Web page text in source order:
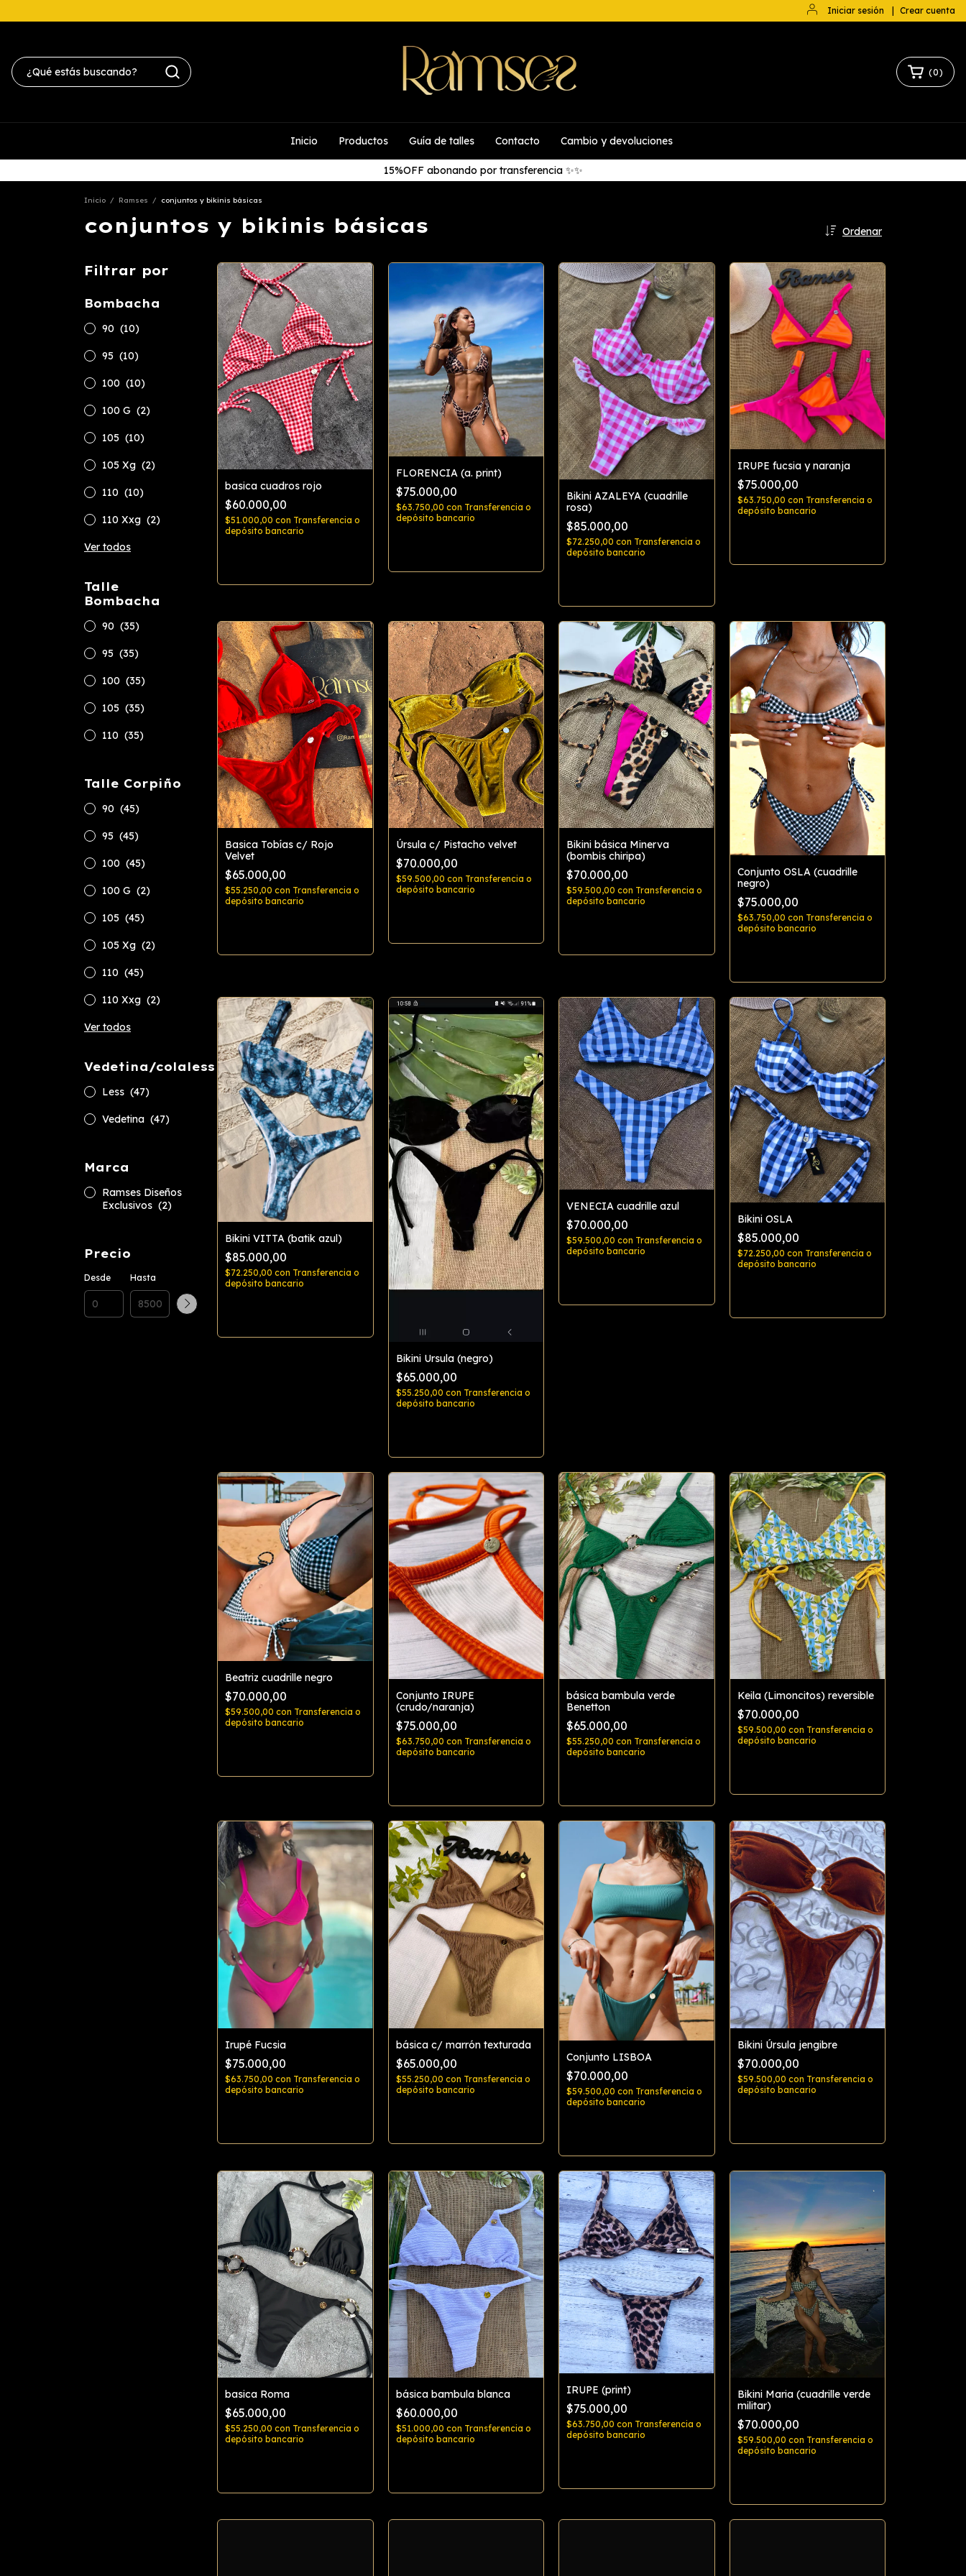
Iniciar sesión Crear cuenta
15%OFF abonando por transferencia ✨✨
(0)
Inicio Productos Guía de talles Contacto Cambio y devoluciones
Inicio / Ramses / conjuntos y bikinis básicas
conjuntos y bikinis básicas Ordenar
Filtrar por
Bombacha
90 (10)
95 (10)
100 (10)
100 G (2)
105 (10)
105 Xg (2)
110 (10)
110 Xxg (2)
Ver todos
Talle
Bombacha
90 (35)
95 (35)
100 (35)
105 (35)
110 (35)
Talle Corpiño
90 (45)
95 (45)
100 (45)
100 G (2)
105 (45)
105 Xg (2)
110 (45)
110 Xxg (2)
Ver todos
Vedetina/colaless
Less (47)
Vedetina (47)
Marca
Ramses Diseños
Exclusivos (2)
Precio
Desde Hasta
basica cuadros rojo
$60.000,00
$51.000,00 con Transferencia o
depósito bancario
FLORENCIA (a. print)
$75.000,00
$63.750,00 con Transferencia o
depósito bancario
Bikini AZALEYA (cuadrille
rosa)
$85.000,00
$72.250,00 con Transferencia o
depósito bancario
IRUPE fucsia y naranja
$75.000,00
$63.750,00 con Transferencia o
depósito bancario
Basica Tobías c/ Rojo
Velvet
$65.000,00
$55.250,00 con Transferencia o
depósito bancario
Úrsula c/ Pistacho velvet
$70.000,00
$59.500,00 con Transferencia o
depósito bancario
Bikini básica Minerva
(bombis chiripa)
$70.000,00
$59.500,00 con Transferencia o
depósito bancario
Conjunto OSLA (cuadrille
negro)
$75.000,00
$63.750,00 con Transferencia o
depósito bancario
Bikini VITTA (batik azul)
$85.000,00
$72.250,00 con Transferencia o
depósito bancario
Bikini Ursula (negro)
$65.000,00
$55.250,00 con Transferencia o
depósito bancario
VENECIA cuadrille azul
$70.000,00
$59.500,00 con Transferencia o
depósito bancario
Bikini OSLA
$85.000,00
$72.250,00 con Transferencia o
depósito bancario
Beatriz cuadrille negro
$70.000,00
$59.500,00 con Transferencia o
depósito bancario
Conjunto IRUPE
(crudo/naranja)
$75.000,00
$63.750,00 con Transferencia o
depósito bancario
básica bambula verde
Benetton
$65.000,00
$55.250,00 con Transferencia o
depósito bancario
Keila (Limoncitos) reversible
$70.000,00
$59.500,00 con Transferencia o
depósito bancario
Irupé Fucsia
$75.000,00
$63.750,00 con Transferencia o
depósito bancario
básica c/ marrón texturada
$65.000,00
$55.250,00 con Transferencia o
depósito bancario
Conjunto LISBOA
$70.000,00
$59.500,00 con Transferencia o
depósito bancario
Bikini Úrsula jengibre
$70.000,00
$59.500,00 con Transferencia o
depósito bancario
basica Roma
$65.000,00
$55.250,00 con Transferencia o
depósito bancario
básica bambula blanca
$60.000,00
$51.000,00 con Transferencia o
depósito bancario
IRUPE (print)
$75.000,00
$63.750,00 con Transferencia o
depósito bancario
Bikini Maria (cuadrille verde
militar)
$70.000,00
$59.500,00 con Transferencia o
depósito bancario